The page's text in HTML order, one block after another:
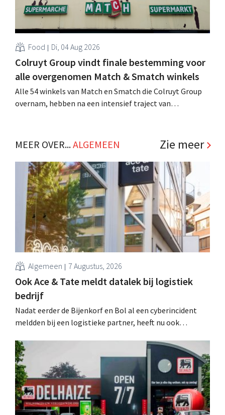
Food Di, 04 Aug 2026
Colruyt Group vindt finale bestemming voor
alle overgenomen Match & Smatch winkels
Alle 54 winkels van Match en Smatch die Colruyt Group
overnam, hebben na een intensief traject van
.MEER OVER...ALGEMEEN Zie meer
Algemeen 7 Augustus, 2026
Ook Ace & Tate meldt datalek bij logistiek
bedrijf
Nadat eerder de Bijenkorf en Bol al een cyberincident
meldden bij een logistieke partner, heeft nu ook
datalek. Financiële gegevens, gebruikersnamen en
wachtwoorden zijn niet getroffen.